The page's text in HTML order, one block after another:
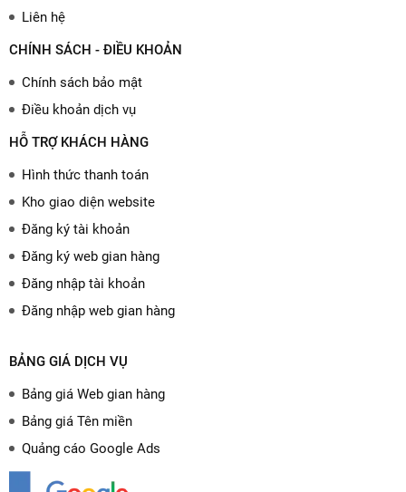
Liên hệ
CHÍNH SÁCH - ĐIỀU KHOẢN
Chính sách bảo mật
Điều khoản dịch vụ
HỖ TRỢ KHÁCH HÀNG
Hình thức thanh toán
Kho giao diện website
Đăng ký tài khoản
Đăng ký web gian hàng
Đăng nhập tài khoản
Đăng nhập web gian hàng
BẢNG GIÁ DỊCH VỤ
Bảng giá Web gian hàng
Bảng giá Tên miền
Quảng cáo Google Ads